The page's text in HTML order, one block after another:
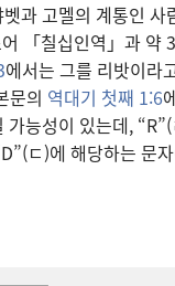
과 고멜의 계통인 사
어 「칠십인역」과 약
에서는 그를 리밧이라
문의 역대기 첫째 1:6
가능성이 있는데,